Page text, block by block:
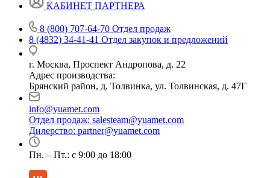
КАБИНЕТ ПАРТНЕРА
8 (800) 707-64-70 Отдел продаж
8 (4832) 34-41-41 Отдел закупок и предложений
г. Москва, Проспект Андропова, д. 22
Адрес производства:
Брянский район, д. Толвинка, ул. Толвинская, д. 47Г
info@yuamet.com
Отдел продаж: salesteam@yuamet.com
Дилерство: partner@yuamet.com
Пн. – Пт.: с 9:00 до 18:00